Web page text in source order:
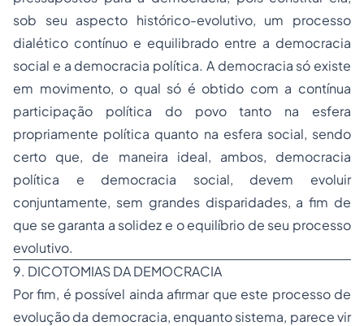
sob seu aspecto histórico-evolutivo, um processo
dialético contínuo e equilibrado entre a democracia
social e a democracia política. A democracia só existe
em movimento, o qual só é obtido com a contínua
participação política do povo tanto na esfera
propriamente política quanto na esfera social, sendo
certo que, de maneira ideal, ambos, democracia
política e democracia social, devem evoluir
conjuntamente, sem grandes disparidades, a fim de
que se garanta a solidez e o equilíbrio de seu processo
evolutivo.
9. DICOTOMIAS DA DEMOCRACIA
Por fim, é possível ainda afirmar que este processo de
evolução da democracia, enquanto sistema, parece vir